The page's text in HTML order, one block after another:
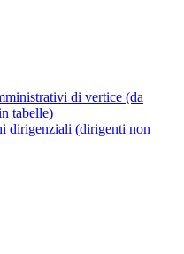
di vertice (da
tabelle)
dirigenziali (dirigenti non